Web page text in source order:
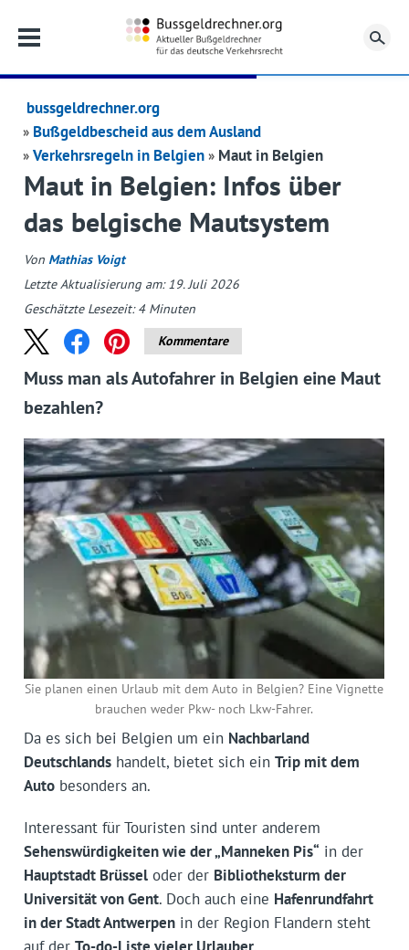
bussgeldrechner.org
Bußgeldbescheid aus dem Ausland
Verkehrsregeln in Belgien
Maut in Belgien
Maut in Belgien: Infos über
das belgische Mautsystem
Von Mathias Voigt
Letzte Aktualisierung am: 19. Juli 2026
Geschätzte Lesezeit:4 Minuten
Kommentare
Muss man als Autofahrer in Belgien eine Maut
bezahlen?
Sie planen einen Urlaub mit dem Auto in Belgien? Eine Vignette
brauchen weder Pkw- noch Lkw-Fahrer.
Da es sich bei Belgien um ein Nachbarland
Deutschlandshandelt, bietet sich ein Trip mit dem
Autobesonders an.
Interessant für Touristen sind unter anderem
Sehenswürdigkeiten wie der „Manneken Pis“ in der
Hauptstadt Brüsseloder der Bibliotheksturm der
Universität von Gent. Doch auch eine Hafenrundfahrt
in der Stadt Antwerpenin der Region Flandern steht